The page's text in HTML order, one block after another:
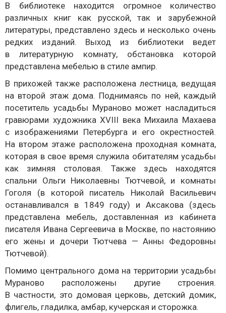
В библиотеке находится огромное количество
различных книг как русской, так и зарубежной
литературы, представлено здесь и несколько очень
редких изданий. Выход из библиотеки ведет
в литературную комнату, обстановка которой
представлена мебелью в стиле ампир.
В прихожей также расположена лестница, ведущая
на второй этаж дома. Поднимаясь по ней, каждый
посетитель усадьбы Мураново может насладиться
гравюрами художника XVIII века Михаила Махаева
с изображениями Петербурга и его окрестностей.
На втором этаже расположена проходная комната,
которая в свое время служила обитателям усадьбы
как зимняя столовая. Также здесь находятся
спальни Ольги Николаевны Тютчевой, и комнаты
Гоголя (в которой писатель Николай Васильевич
останавливался в 1849 году) и Аксакова (здесь
представлена мебель, доставленная из кабинета
писателя Ивана Сергеевича в Москве, по настоянию
его жены и дочери Тютчева — Анны Федоровны
Тютчевой).
Помимо центрального дома на территории усадьбы
Мураново расположены другие строения.
В частности, это домовая церковь, детский домик,
флигель, гладилка, амбар, кучерская и сторожка.